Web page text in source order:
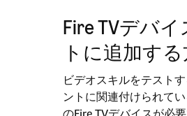
Fire TVデバ
トに追加す
ビデオスキルをテスト
ントに関連付けられてい
のFire TVデバイスが必